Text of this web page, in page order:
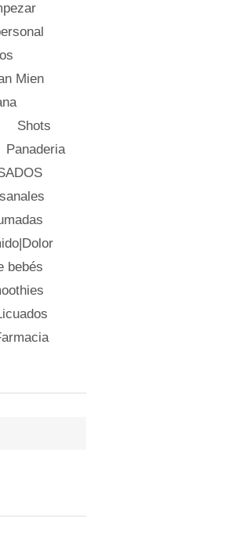
Mien
Shots
Panaderia
bebés